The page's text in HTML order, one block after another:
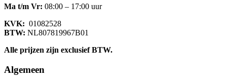
Ma t/m Vr: 08:00 – 17:00 uur
KVK: 01082528
BTW: NL807819967B01
Alle prijzen zijn exclusief BTW.
Algemeen